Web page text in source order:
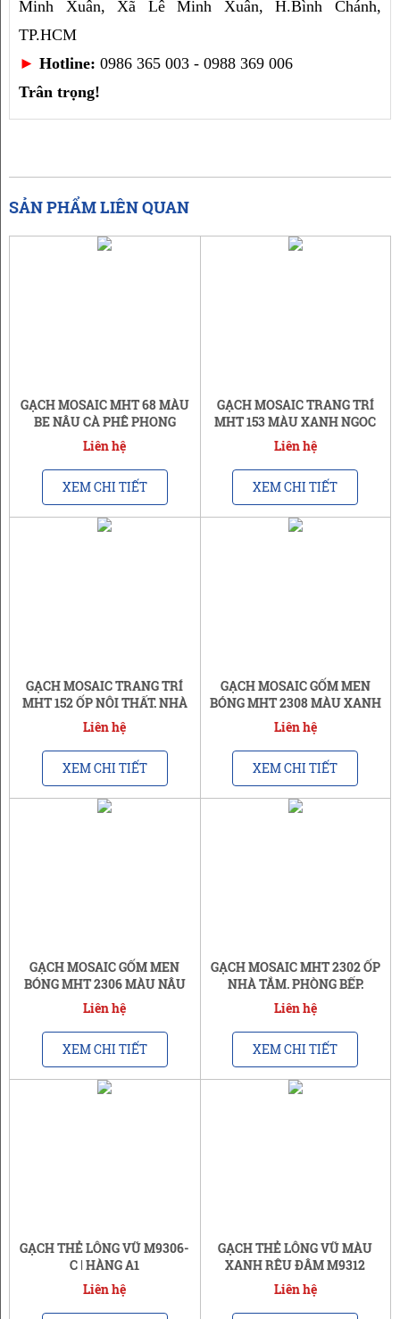
Minh Xuân, Xã Lê Minh Xuân, H.Bình Chánh,
TP.HCM
► Hotline: 0986 365 003 - 0988 369 006
Trân trọng!
SẢN PHẨM LIÊN QUAN
GẠCH MOSAIC MHT 68 MÀU
BE NÂU CÀ PHÊ PHONG
CÁCH HIỆN ĐẠI | A1
Liên hệ
XEM CHI TIẾT
GẠCH MOSAIC TRANG TRÍ
MHT 153 MÀU XANH NGỌC
BÍCH | A1
Liên hệ
XEM CHI TIẾT
GẠCH MOSAIC TRANG TRÍ
MHT 152 ỐP NỘI THẤT, NHÀ
TẮM, QUÁN CAFE | A1
Liên hệ
XEM CHI TIẾT
GẠCH MOSAIC GỐM MEN
BÓNG MHT 2308 MÀU XANH
RÊU ÁNH KHÓI | A1
Liên hệ
XEM CHI TIẾT
GẠCH MOSAIC GỐM MEN
BÓNG MHT 2306 MÀU NÂU
HỔ PHÁCH | A1
Liên hệ
XEM CHI TIẾT
GẠCH MOSAIC MHT 2302 ỐP
NHÀ TẮM, PHÒNG BẾP,
QUẦY BAR| A1
Liên hệ
XEM CHI TIẾT
GẠCH THẺ LÔNG VŨ M9306-
C | HÀNG A1
Liên hệ
GẠCH THẺ LÔNG VŨ MÀU
XANH RÊU ĐẬM M9312
Liên hệ